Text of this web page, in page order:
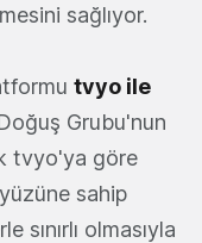
sağlıyor.
tvyo ile
Grubu'nun
tvyo'ya göre
sahip
sınırlı olmasıyla